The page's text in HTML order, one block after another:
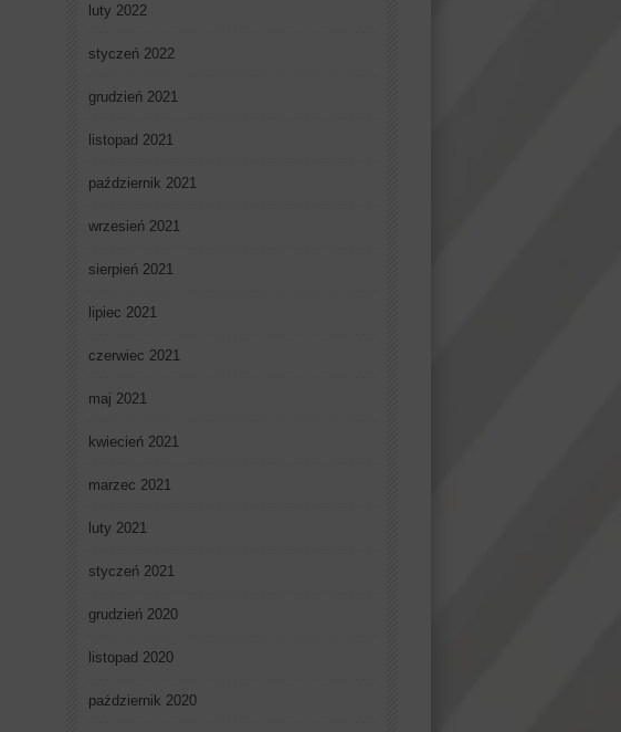
luty 2022
styczeń 2022
grudzień 2021
listopad 2021
październik 2021
wrzesień 2021
sierpień 2021
lipiec 2021
czerwiec 2021
maj 2021
kwiecień 2021
marzec 2021
luty 2021
styczeń 2021
grudzień 2020
listopad 2020
październik 2020